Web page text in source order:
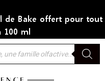
de Bake offert pour tout
100 ml